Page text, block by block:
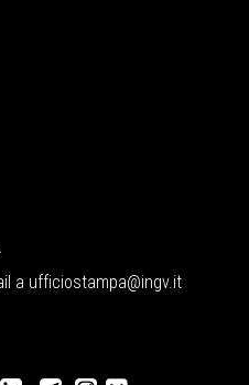
a ufficiostampa@ingv.it